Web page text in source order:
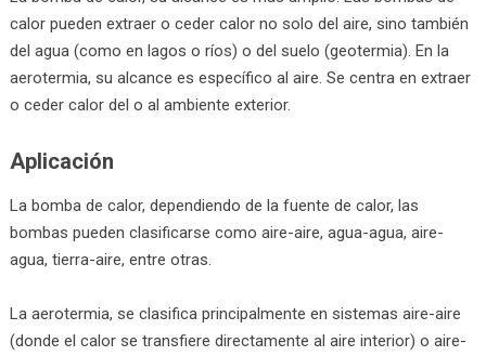
calor pueden extraer o ceder calor no solo del aire, sino también
del agua (como en lagos o ríos) o del suelo (geotermia). En la
aerotermia, su alcance es específico al aire. Se centra en extraer
o ceder calor del o al ambiente exterior.
Aplicación
La bomba de calor, dependiendo de la fuente de calor, las
bombas pueden clasificarse como aire-aire, agua-agua, aire-
agua, tierra-aire, entre otras.
La aerotermia, se clasifica principalmente en sistemas aire-aire
(donde el calor se transfiere directamente al aire interior) o aire-